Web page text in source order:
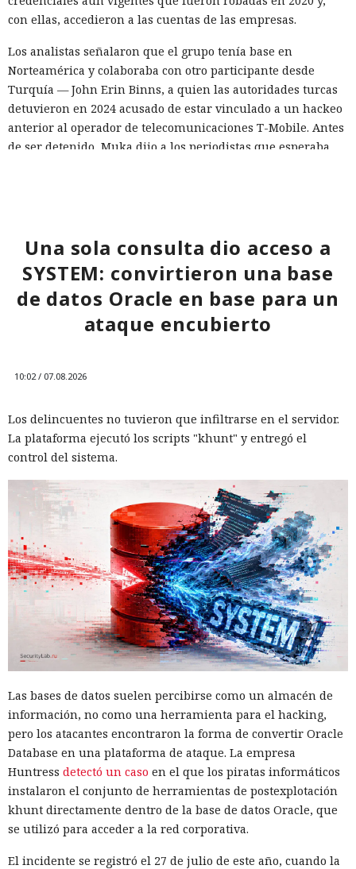
con ellas, accedieron a las cuentas de las empresas.
Los analistas señalaron que el grupo tenía base en
Norteamérica y colaboraba con otro participante desde
Turquía — John Erin Binns, a quien las autoridades turcas
detuvieron en 2024 acusado de estar vinculado a un hackeo
anterior al operador de telecomunicaciones T-Mobile. Antes
de ser detenido, Muka dijo a los periodistas que esperaba
vigilar la actividad de las cuentas por accesos desde
dispositivos desconocidos.
Una sola consulta dio acceso a
SYSTEM: convirtieron una base
de datos Oracle en base para un
ataque encubierto
10:02 / 07.08.2026
Los delincuentes no tuvieron que infiltrarse en el servidor.
La plataforma ejecutó los scripts "khunt" y entregó el
control del sistema.
Las bases de datos suelen percibirse como un almacén de
información, no como una herramienta para el hacking,
pero los atacantes encontraron la forma de convertir Oracle
Database en una plataforma de ataque. La empresa
Huntress detectó un caso en el que los piratas informáticos
instalaron el conjunto de herramientas de postexplotación
khunt directamente dentro de la base de datos Oracle, que
se utilizó para acceder a la red corporativa.
El incidente se registró el 27 de julio de este año, cuando la